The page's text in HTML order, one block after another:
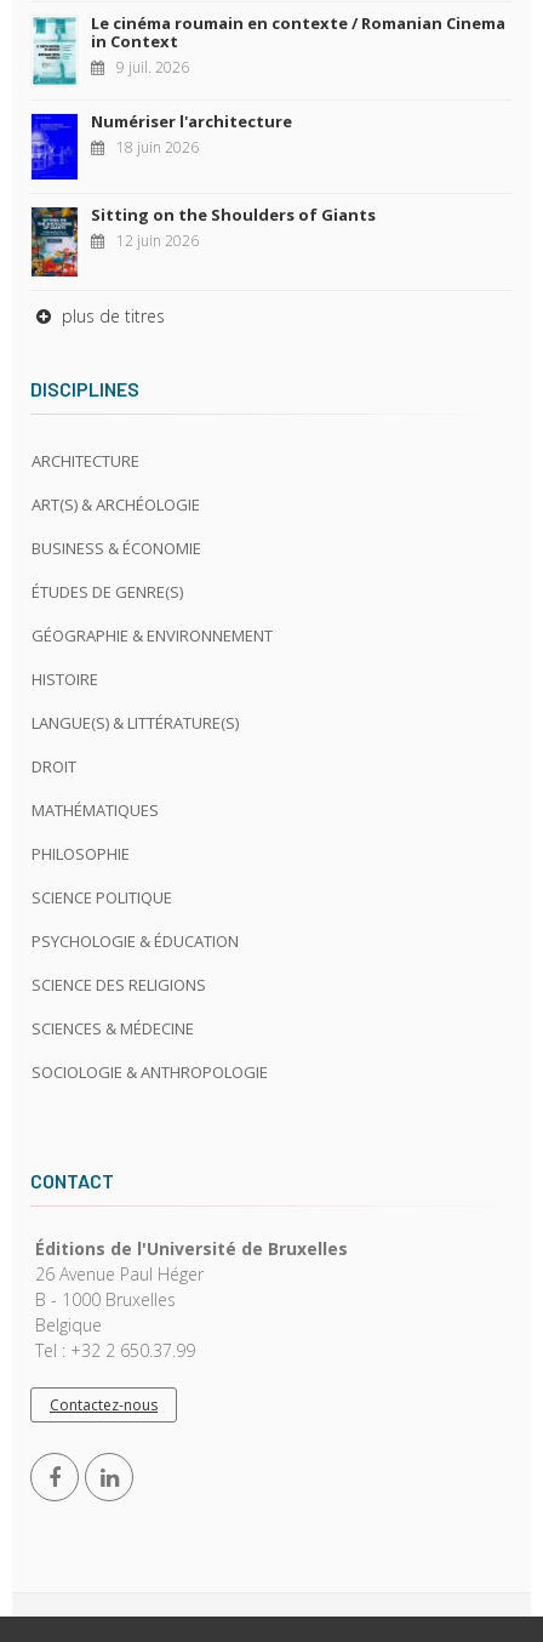
Le cinéma roumain en contexte / Romanian Cinema
in Context
9 juil. 2026
Numériser l'architecture
18 juin 2026
Sitting on the Shoulders of Giants
12 juin 2026
plus de titres
DISCIPLINES
ARCHITECTURE
ART(S) & ARCHÉOLOGIE
BUSINESS & ÉCONOMIE
ÉTUDES DE GENRE(S)
GÉOGRAPHIE & ENVIRONNEMENT
HISTOIRE
LANGUE(S) & LITTÉRATURE(S)
DROIT
MATHÉMATIQUES
PHILOSOPHIE
SCIENCE POLITIQUE
PSYCHOLOGIE & ÉDUCATION
SCIENCE DES RELIGIONS
SCIENCES & MÉDECINE
SOCIOLOGIE & ANTHROPOLOGIE
CONTACT
Éditions de l'Université de Bruxelles
26 Avenue Paul Héger
B - 1000 Bruxelles
Belgique
Tel : +32 2 650.37.99
Contactez-nous